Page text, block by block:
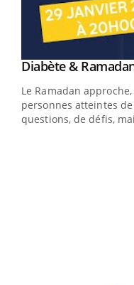
Youtube
Diabète &
Le Ramadan
personnes atteintes
questions, de défis,